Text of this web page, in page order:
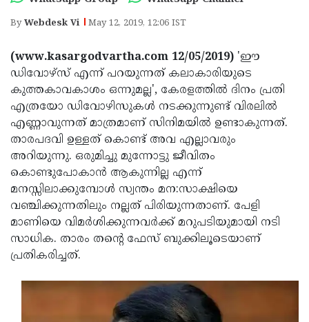
Fitr
2025
Bill
Controversy
Vishu
Festival
2025
Good
Friday
Observance
2025
Easter
Sunday
2025
By-
Election
Updates
Assembly
Polls
Kerala
Local
Body
Election
Look
Back
2025
ByWebdesk Vi May 12, 2019, 12:06 IST
(www.kasargodvartha.com 12/05/2019) 'ഈ
ഡിവോഴ്‌സ് എന്ന് പറയുന്നത് കലാകാരിയുടെ
കുത്തകാവകാശം ഒന്നുമല്ല', കേരളത്തില്‍ ദിനം പ്രതി
എത്രയോ ഡിവോഴിസുകള്‍ നടക്കുന്നുണ്ട് വിരലില്‍
എണ്ണാവുന്നത് മാത്രമാണ് സിനിമയില്‍ ഉണ്ടാകുന്നത്.
താരപദവി ഉള്ളത് കൊണ്ട് അവ എല്ലാവരും
അറിയുന്നു. ഒരുമിച്ചു മുന്നോട്ടു ജീവിതം
കൊണ്ടുപോകാന്‍ ആകുന്നില്ല എന്ന്
മനസ്സിലാക്കുമ്പോള്‍ സ്വന്തം മന:സാക്ഷിയെ
വഞ്ചിക്കുന്നതിലും നല്ലത് പിരിയുന്നതാണ്. പേളി
മാണിയെ വിമര്‍ശിക്കുന്നവര്‍ക്ക് മറുപടിയുമായി നടി
സാധിക. താരം തന്റെ ഫേസ് ബുക്കിലൂടെയാണ്
പ്രതികരിച്ചത്.